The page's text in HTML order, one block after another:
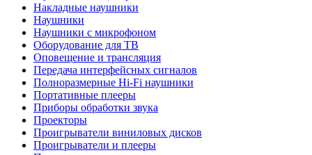
Накладные наушники
Наушники
Наушники с микрофоном
Оборудование для ТВ
Оповещение и трансляция
Передача интерфейсных сигналов
Полноразмерные Hi-Fi наушники
Портативные плееры
Приборы обработки звука
Проекторы
Проигрыватели виниловых дисков
Проигрыватели и плееры